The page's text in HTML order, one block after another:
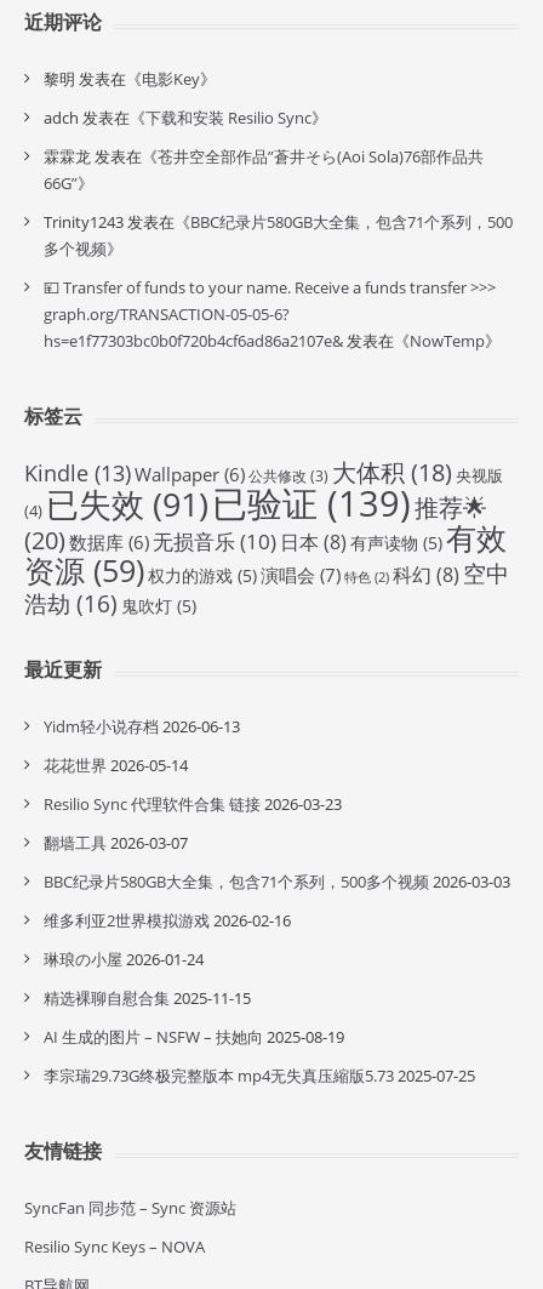
近期评论
黎明 发表在《电影Key》
adch 发表在《下载和安装 Resilio Sync》
霖霖龙发表在《苍井空全部作品”蒼井そら(Aoi Sola)76部作品共
66G”》
Trinity1243发表在《BBC纪录片580GB大全集，包含71个系列，500
多个视频》
💴 Transfer of funds to your name. Receive a funds transfer >>>
graph.org/TRANSACTION-05-05-6?
hs=e1f77303bc0b0f720b4cf6ad86a2107e&发表在《NowTemp》
标签云
Kindle (13)Wallpaper (6)公共修改 (3) 大体积 (18) 央视版
(4) 已失效 (91)已验证 (139)推荐🌟
(20) 数据库 (6) 无损音乐(10) 日本 (8) 有声读物 (5)有效
资源 (59)权力的游戏 (5)演唱会 (7) 特色 (2) 科幻 (8) 空中
浩劫 (16) 鬼吹灯 (5)
最近更新
Yidm轻小说存档 2026-06-13
花花世界 2026-05-14
Resilio Sync 代理软件合集 链接2026-03-23
翻墙工具2026-03-07
BBC纪录片580GB大全集，包含71个系列，500多个视频2026-03-03
维多利亚2世界模拟游戏2026-02-16
琳琅の小屋 2026-01-24
精选裸聊自慰合集2025-11-15
AI 生成的图片 – NSFW – 扶她向 2025-08-19
李宗瑞29.73G终极完整版本 mp4无失真压縮版5.732025-07-25
友情链接
SyncFan 同步范 – Sync 资源站
Resilio Sync Keys – NOVA